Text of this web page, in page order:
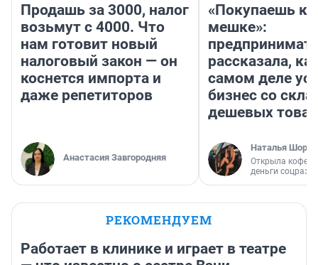
Продашь за 3000, налог
возьмут с 4000. Что
нам готовит новый
налоговый закон — он
коснется импорта и
даже репетиторов
Анастасия Завгородняя
«Покупаешь
мешке»:
рассказала,
самом деле
бизнес со
дешевых
Наталья
Открыла
деньги
РЕКОМЕНДУЕМ
Работает в клинике и играет в театре